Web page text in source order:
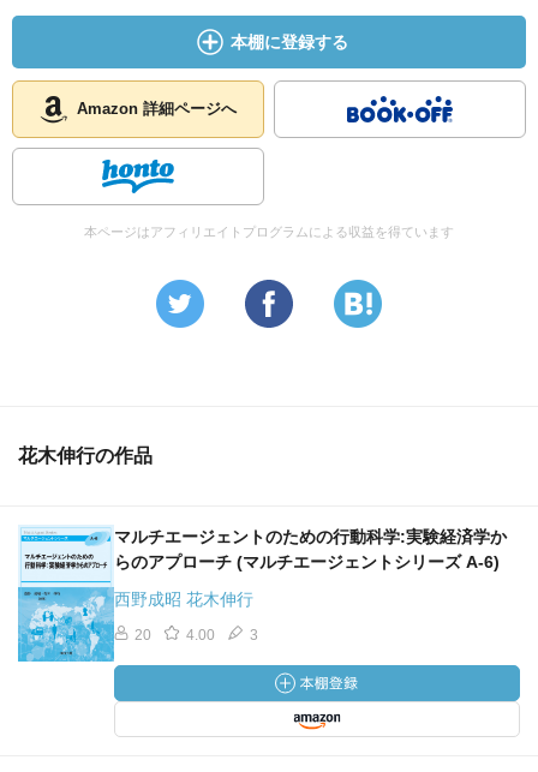
本棚に登録する
Amazon 詳細ページへ
本ページはアフィリエイトプログラムによる収益を得ています
花木伸行の作品
マルチエージェントのための行動科学:実験経済学か
らのアプローチ (マルチエージェントシリーズ A-6)
西野成昭 花木伸行
20 4.00 3